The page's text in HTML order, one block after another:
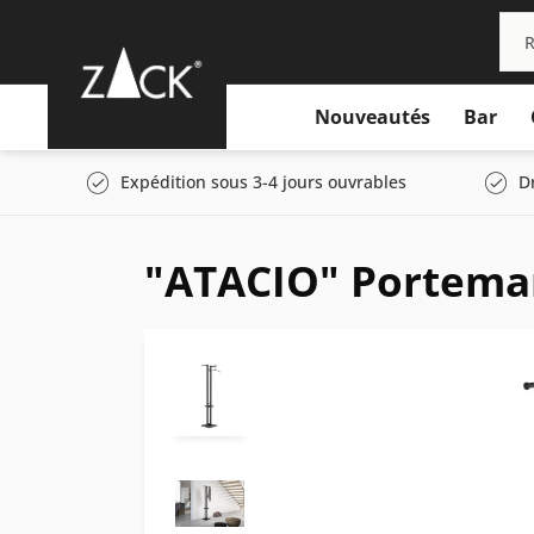
Nouveautés Bar
Expédition sous 3-4 jours ouvrables
"ATACIO"